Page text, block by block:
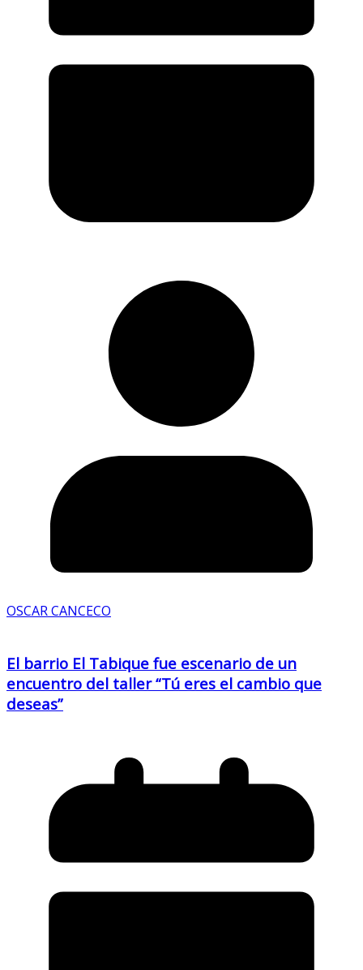
OSCAR CANCECO
El barrio El Tabique fue escenario de un
encuentro del taller “Tú eres el cambio que
deseas”